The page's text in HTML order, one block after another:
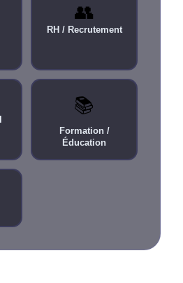
👥
RH / Recrutement
📚
Formation /
Éducation